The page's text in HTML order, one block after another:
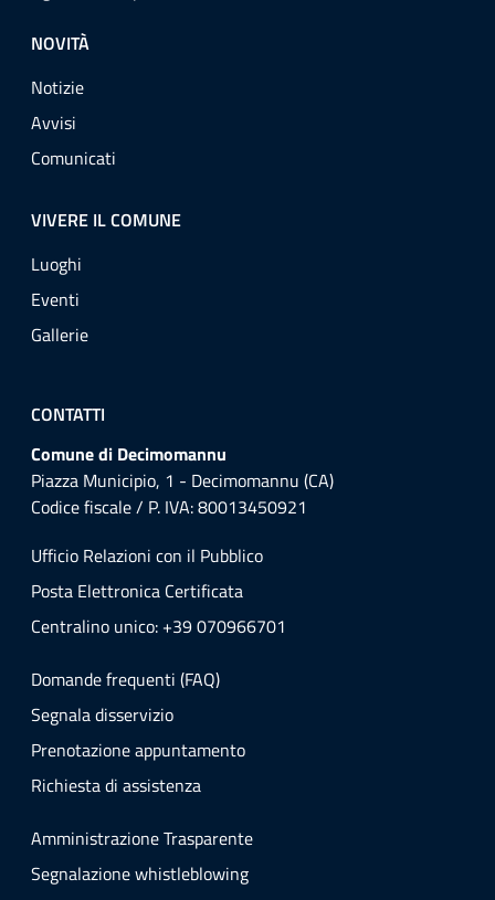
NOVITÀ
Notizie
Avvisi
Comunicati
VIVERE IL COMUNE
Luoghi
Eventi
Gallerie
CONTATTI
Comune di Decimomannu
Piazza Municipio, 1 - Decimomannu (CA)
Codice fiscale / P. IVA: 80013450921
Ufficio Relazioni con il Pubblico
Posta Elettronica Certificata
Centralino unico: +39 070966701
Domande frequenti (FAQ)
Segnala disservizio
Prenotazione appuntamento
Richiesta di assistenza
Amministrazione Trasparente
Segnalazione whistleblowing